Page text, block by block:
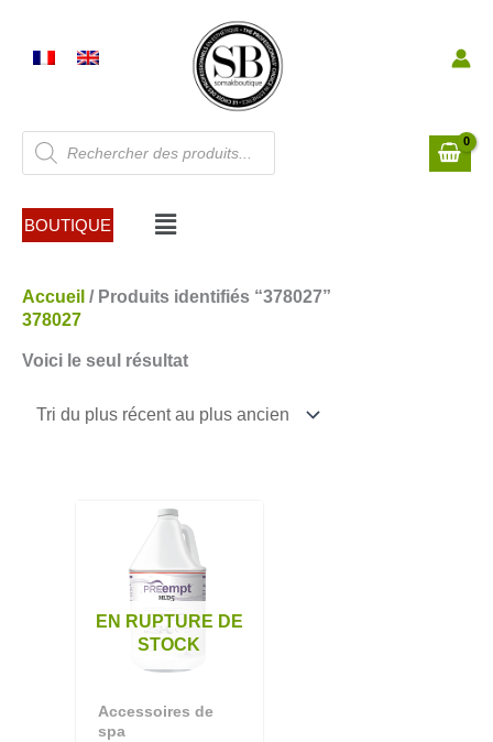
contenu
Recherche
de
produits
BOUTIQUE Menu
Accueil / Produits identifiés “378027”
378027
Voici le seul résultat
EN RUPTURE DE
STOCK
Accessoires de
spa